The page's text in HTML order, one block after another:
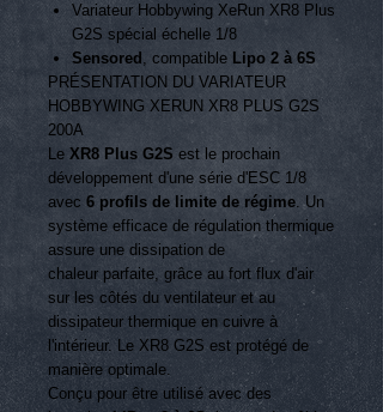
Variateur Hobbywing XeRun XR8 Plus
G2S spécial échelle 1/8
Sensored , compatible Lipo 2 à 6S
PRÉSENTATION DU VARIATEUR
HOBBYWING XERUN XR8 PLUS G2S
200A
Le XR8 Plus G2S est le prochain
développement d'une série d'ESC 1/8
avec 6 profils de limite de régime.Un
système efficace de régulation thermique
assure une dissipation de
chaleur parfaite, grâce au fort flux d'air
sur les côtés du ventilateur et au
dissipateur thermique en cuivre à
l'intérieur. Le XR8 G2S est protégé de
manière optimale.
Conçu pour être utilisé avec des